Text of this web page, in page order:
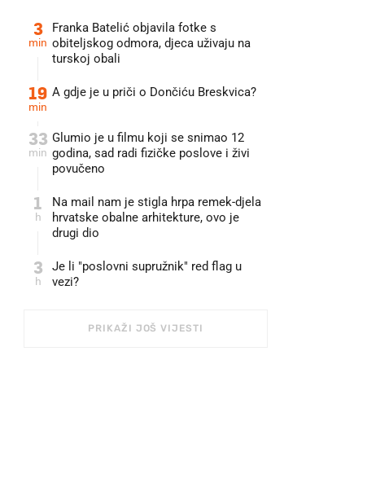
3
min
Franka Batelić objavila fotke s
obiteljskog odmora, djeca uživaju na
turskoj obali
19
min
A gdje je u priči o Dončiću Breskvica?
33
min
Glumio je u filmu koji se snimao 12
godina, sad radi fizičke poslove i živi
povučeno
1
h
Na mail nam je stigla hrpa remek-djela
hrvatske obalne arhitekture, ovo je
drugi dio
3
h
Je li "poslovni supružnik" red flag u
vezi?
PRIKAŽI JOŠ VIJESTI